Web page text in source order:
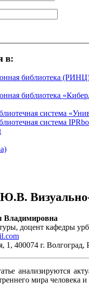
в:
Визуально-
доцент кафедры
1, 400074 г. Волгоград,
анализируются
мира человека